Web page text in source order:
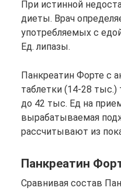
При истинной
диеты. Врач
употребляемых с
Ед. липазы.
Панкреатин Форте с
таблетки (14-28 тыс.)
до 42 тыс. Ед на
вырабатываемая
рассчитывают из
Панкреатин
Сравнивая состав